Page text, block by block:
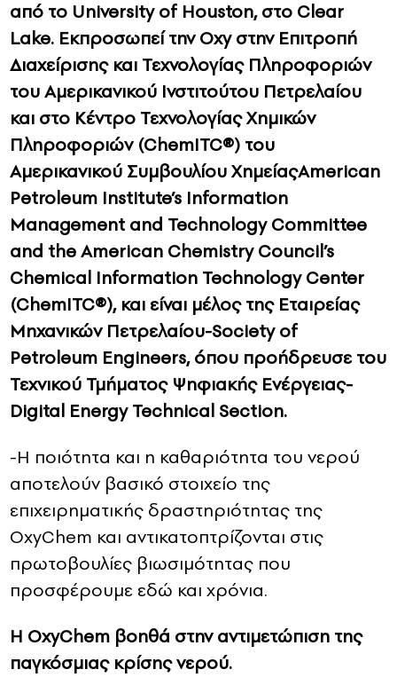
από το University of Houston, στο Clear
Lake. Εκπροσωπεί την Oxy στην Επιτροπή
Διαχείρισης και Τεχνολογίας Πληροφοριών
του Αμερικανικού Ινστιτούτου Πετρελαίου
και στο Κέντρο Τεχνολογίας Χημικών
Πληροφοριών (ChemITC®) του
Αμερικανικού Συμβουλίου ΧημείαςAmerican
Petroleum Institute’s Information
Management and Technology Committee
and the American Chemistry Council’s
Chemical Information Technology Center
(ChemITC®), και είναι μέλος της Εταιρείας
Μηχανικών Πετρελαίου-Society of
Petroleum Engineers, όπου προήδρευσε του
Τεχνικού Τμήματος Ψηφιακής Ενέργειας-
Digital Energy Technical Section.
-Η ποιότητα και η καθαριότητα του νερού
αποτελούν βασικό στοιχείο της
επιχειρηματικής δραστηριότητας της
OxyChem και αντικατοπτρίζονται στις
πρωτοβουλίες βιωσιμότητας που
προσφέρουμε εδώ και χρόνια.
Η OxyChem βοηθά στην αντιμετώπιση της
παγκόσμιας κρίσης νερού.